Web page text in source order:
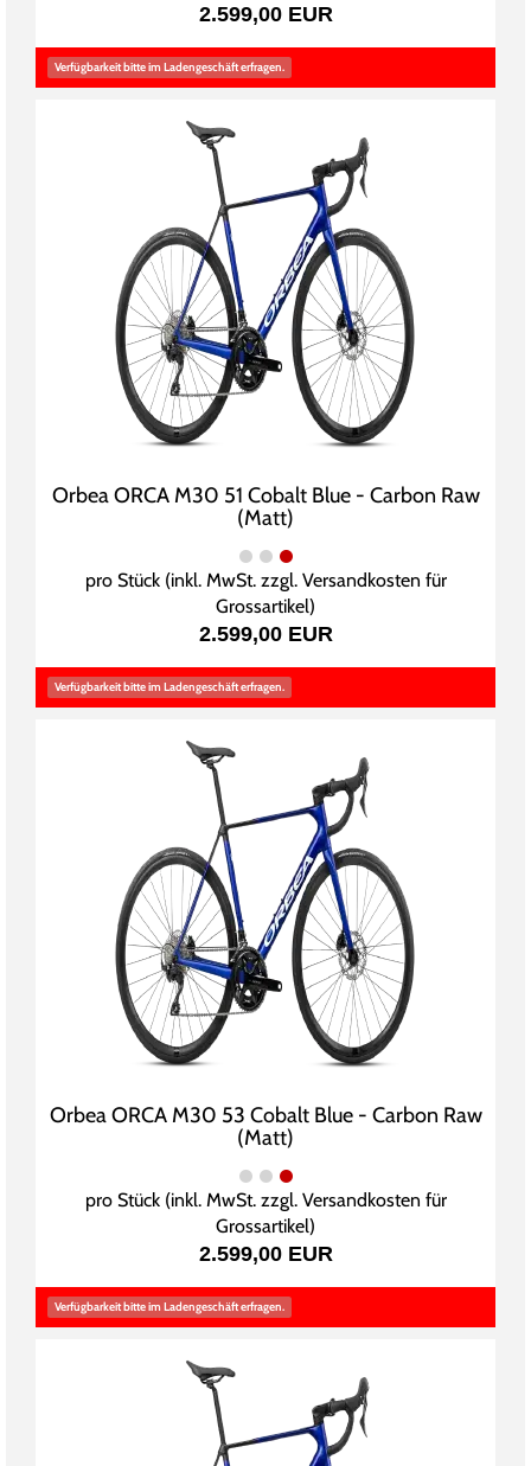
2.599,00 EUR
Verfügbarkeit bitte im Ladengeschäft erfragen.
Orbea ORCA M30 51 Cobalt Blue - Carbon Raw
(Matt)
pro Stück (inkl. MwSt. zzgl. Versandkosten für
Grossartikel)
2.599,00 EUR
Verfügbarkeit bitte im Ladengeschäft erfragen.
Orbea ORCA M30 53 Cobalt Blue - Carbon Raw
(Matt)
pro Stück (inkl. MwSt. zzgl. Versandkosten für
Grossartikel)
2.599,00 EUR
Verfügbarkeit bitte im Ladengeschäft erfragen.